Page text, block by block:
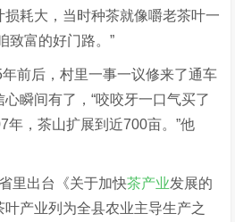
耗大，当时种茶就像嚼老茶叶一
致富的好门路。”
前后，村里一事一议修来了通车
瞬间有了，“咬咬牙一口气买了
年，茶山扩展到近700亩。”他
里出台《关于加快茶产业发展的
产业列为全县农业主导生产之